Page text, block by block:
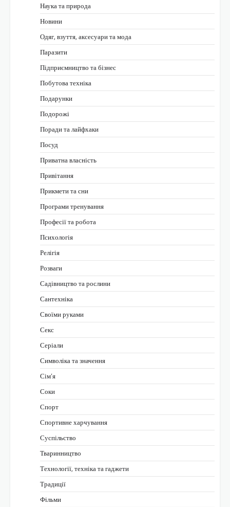
Наука та природа
Новини
Одяг, взуття, аксесуари та мода
Паразити
Підприємництво та бізнес
Побутова техніка
Подарунки
Подорожі
Поради та лайфхаки
Посуд
Приватна власність
Привітання
Прикмети та сни
Програми тренування
Професії та робота
Психологія
Релігія
Розваги
Садівництво та рослини
Сантехніка
Своїми руками
Секс
Серіали
Символіка та значення
Сім’я
Соки
Спорт
Спортивне харчування
Суспільство
Тваринництво
Технології, техніка та гаджети
Традиції
Фільми